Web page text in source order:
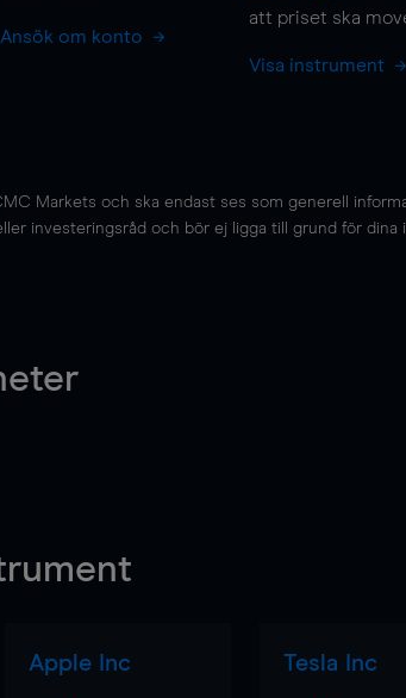
Ansök om konto
att priset ska
Visa instrument
Markets och ska endast ses som generell
investeringsråd och bör ej ligga till grund för dina
Apple Inc Tesla Inc